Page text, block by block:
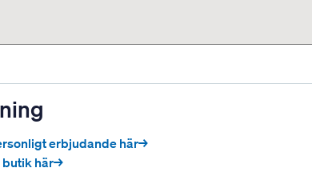
erbjudande här→
butik här→